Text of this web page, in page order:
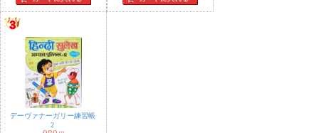
デーヴァナーガリー練習帳
2